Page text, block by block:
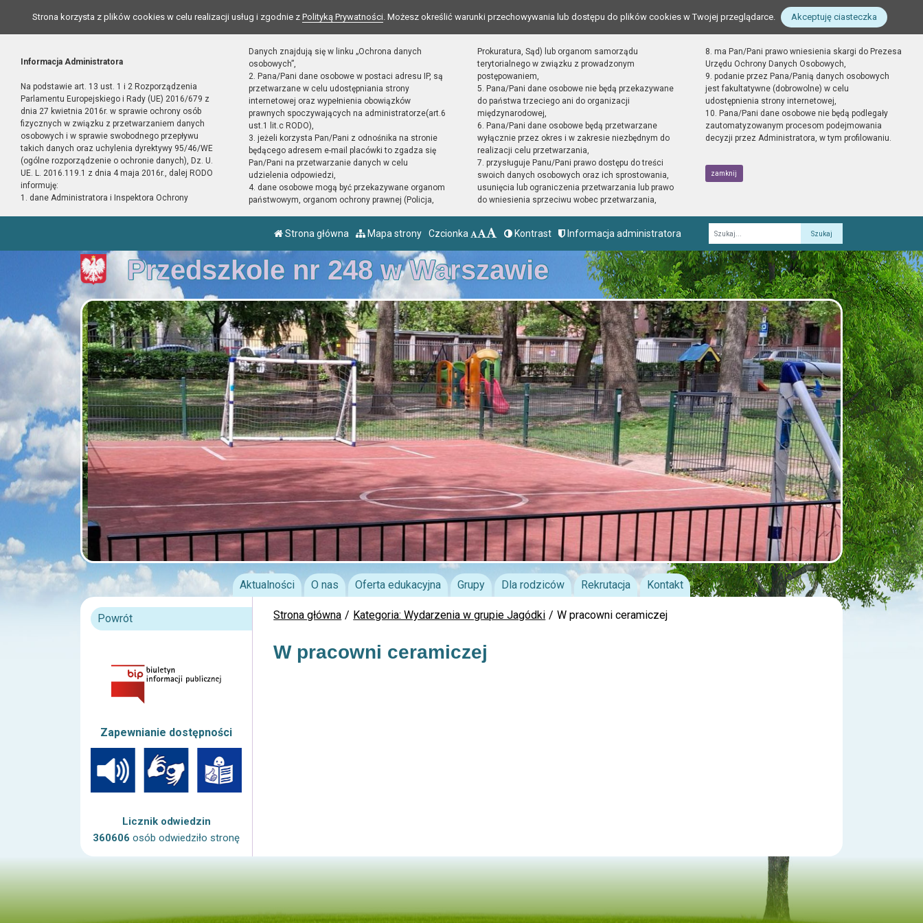
Strona korzysta z plików cookies w celu realizacji usług i zgodnie z Polityką Prywatności. Możesz określić warunki przechowywania lub dostępu do plików cookies w Twojej przeglądarce. Akceptuję ciasteczka
Informacja Administratora
Na podstawie art. 13 ust. 1 i 2 Rozporządzenia
Parlamentu Europejskiego i Rady (UE) 2016/679 z
dnia 27 kwietnia 2016r. w sprawie ochrony osób
fizycznych w związku z przetwarzaniem danych
osobowych i w sprawie swobodnego przepływu
takich danych oraz uchylenia dyrektywy 95/46/WE
(ogólne rozporządzenie o ochronie danych), Dz. U.
UE. L. 2016.119.1 z dnia 4 maja 2016r., dalej RODO
informuję:
1. dane Administratora i Inspektora Ochrony
Danych znajdują się w linku „Ochrona danych
osobowych”,
2. Pana/Pani dane osobowe w postaci adresu IP, są
przetwarzane w celu udostępniania strony
internetowej oraz wypełnienia obowiązków
prawnych spoczywających na administratorze(art.6
ust.1 lit.c RODO),
3. jeżeli korzysta Pan/Pani z odnośnika na stronie
będącego adresem e-mail placówki to zgadza się
Pan/Pani na przetwarzanie danych w celu
udzielenia odpowiedzi,
4. dane osobowe mogą być przekazywane organom
państwowym, organom ochrony prawnej (Policja,
Prokuratura, Sąd) lub organom samorządu
terytorialnego w związku z prowadzonym
postępowaniem,
5. Pana/Pani dane osobowe nie będą przekazywane
do państwa trzeciego ani do organizacji
międzynarodowej,
6. Pana/Pani dane osobowe będą przetwarzane
wyłącznie przez okres i w zakresie niezbędnym do
realizacji celu przetwarzania,
7. przysługuje Panu/Pani prawo dostępu do treści
swoich danych osobowych oraz ich sprostowania,
usunięcia lub ograniczenia przetwarzania lub prawo
do wniesienia sprzeciwu wobec przetwarzania,
8. ma Pan/Pani prawo wniesienia skargi do Prezesa
Urzędu Ochrony Danych Osobowych,
9. podanie przez Pana/Panią danych osobowych
jest fakultatywne (dobrowolne) w celu
udostępnienia strony internetowej,
10. Pana/Pani dane osobowe nie będą podlegały
zautomatyzowanym procesom podejmowania
decyzji przez Administratora, w tym profilowaniu.
zamknij
Strona główna Mapa strony Czcionka Kontrast Informacja administratora
Fraza
Przedszkole nr 248 w Warszawie
Aktualności O nas Oferta edukacyjna Grupy Dla rodziców Rekrutacja Kontakt
Strona główna Kategoria: Wydarzenia w grupie Jagódki W pracowni ceramiczej
W pracowni ceramiczej
Powrót
Zapewnianie dostępności
Licznik odwiedzin
360606 osób odwiedziło stronę